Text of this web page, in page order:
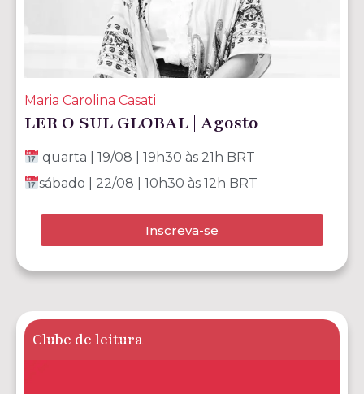
LER O SUL GLOBAL | Agosto
Maria Carolina Casati
quarta | 19/08 | 19h30 às 21h BRT
sábado | 22/08 | 10h30 às 12h BRT
Inscreva-se
Clube de leitura